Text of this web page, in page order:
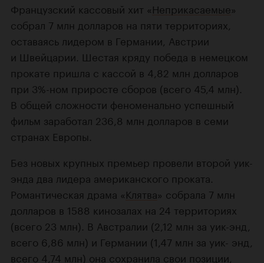
Французский кассовый хит «Неприкасаемые»
собрал 7 млн долларов на пяти территориях,
оставаясь лидером в Германии, Австрии
и Швейцарии. Шестая кряду победа в немецком
прокате пришла с кассой в 4,82 млн долларов
при 3%-ном приросте сборов (всего 45,4 млн).
В общей сложности феноменально успешный
фильм заработал 236,8 млн долларов в семи
странах Европы.
Без новых крупных премьер провели второй уик-
энда два лидера американского проката.
Романтическая драма «Клятва» собрала 7 млн
долларов в 1588 кинозалах на 24 территориях
(всего 23 млн). В Австралии (2,12 млн за уик-энд,
всего 6,86 млн) и Германии (1,47 млн за уик- энд,
всего 4,74 млн) она сохранила свои позиции,